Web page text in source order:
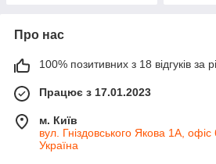
Про нас
100% позитивних з 18 відгуків за
Працює з 17.01.2023
м. Київ
вул. Гніздовського Якова 1А, офіс
Україна